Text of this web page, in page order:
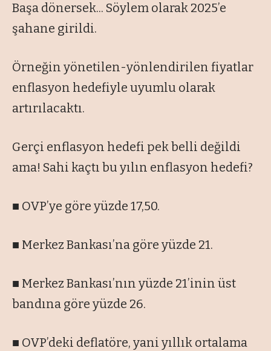
Başa dönersek... Söylem olarak 2025’e
şahane girildi.
Örneğin yönetilen-yönlendirilen fiyatlar
enflasyon hedefiyle uyumlu olarak
artırılacaktı.
Gerçi enflasyon hedefi pek belli değildi
ama! Sahi kaçtı bu yılın enflasyon hedefi?
■ OVP’ye göre yüzde 17,50.
■ Merkez Bankası’na göre yüzde 21.
■ Merkez Bankası’nın yüzde 21’inin üst
bandına göre yüzde 26.
■ OVP’deki deflatöre, yani yıllık ortalama